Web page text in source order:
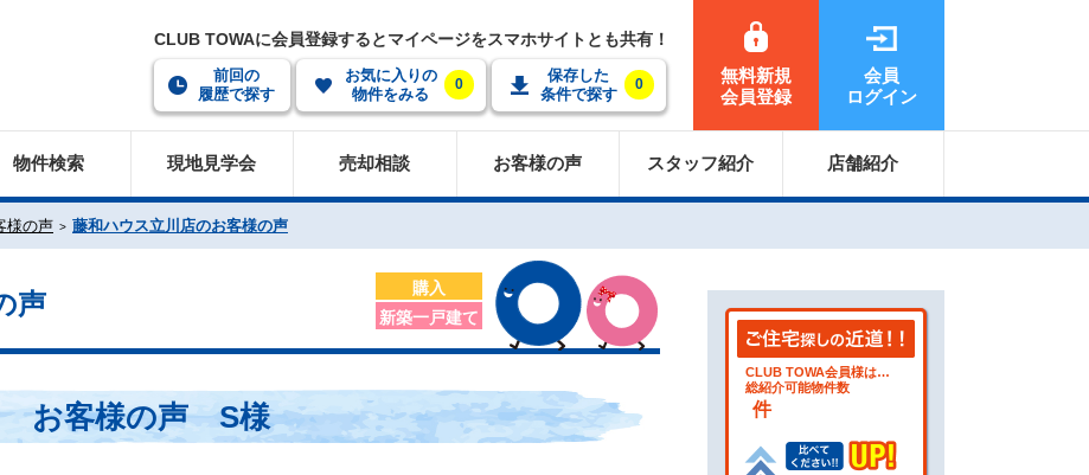
CLUB TOWAに会員登録するとマイページをスマホサイトとも共有！
前回の
履歴で探す
お気に入りの
物件をみる
0
保存した
条件で探す
0
無料新規
会員登録
会員
ログイン
物件検索 現地見学会 売却相談 お客様の声 スタッフ紹介 店舗紹介
様の声 藤和ハウス立川店のお客様の声
声
購入
新築一戸建て
お客様の声 S様
CLUB TOWA会員様は…
総紹介可能物件数
件